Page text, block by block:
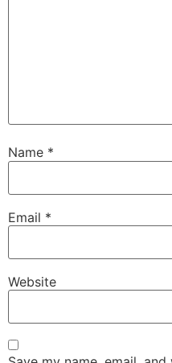
Name *
Email *
Website